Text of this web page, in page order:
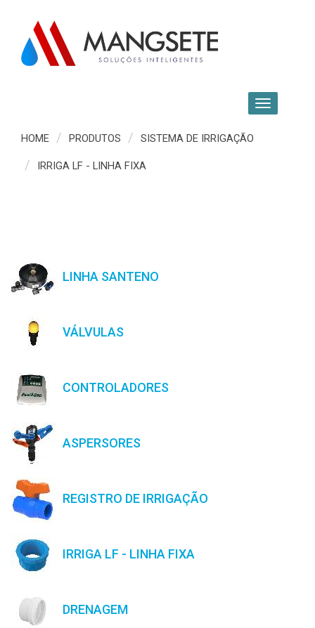
HOME PRODUTOS SISTEMA DE IRRIGAÇÃO
IRRIGA LF - LINHA FIXA
LINHA SANTENO
VÁLVULAS
CONTROLADORES
ASPERSORES
REGISTRO DE IRRIGAÇÃO
IRRIGA LF - LINHA FIXA
DRENAGEM